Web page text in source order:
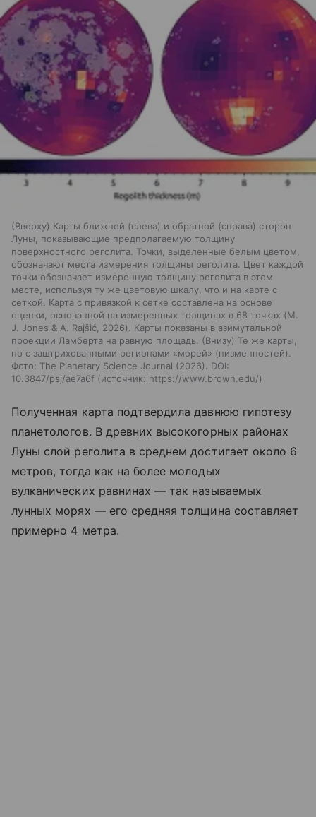
(Вверху) Карты ближней (слева) и обратной (справа) сторон
Луны, показывающие предполагаемую толщину
поверхностного реголита. Точки, выделенные белым цветом,
обозначают места измерения толщины реголита. Цвет каждой
точки обозначает измеренную толщину реголита в этом
месте, используя ту же цветовую шкалу, что и на карте с
сеткой. Карта с привязкой к сетке составлена на основе
оценки, основанной на измеренных толщинах в 68 точках (M.
J. Jones & A. Rajšić, 2026). Карты показаны в азимутальной
проекции Ламберта на равную площадь. (Внизу) Те же карты,
но с заштрихованными регионами «морей» (низменностей).
Фото: The Planetary Science Journal (2026). DOI:
10.3847/psj/ae7a6f
источник: https://www.brown.edu/
Полученная карта подтвердила давнюю гипотезу
планетологов. В древних высокогорных районах
Луны слой реголита в среднем достигает около 6
метров, тогда как на более молодых
вулканических равнинах — так называемых
лунных морях — его средняя толщина составляет
примерно 4 метра.